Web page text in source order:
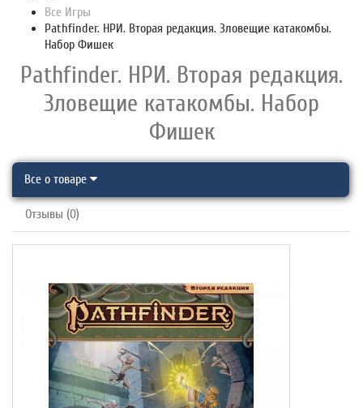
Все Игры
Pathfinder. НРИ. Вторая редакция. Зловещие катакомбы.
Набор Фишек
Pathfinder. НРИ. Вторая редакция.
Зловещие катакомбы. Набор
Фишек
Все о товаре
Отзывы (0)